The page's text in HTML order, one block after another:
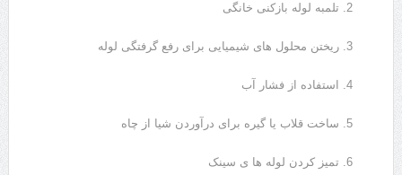
تلمبه لوله بازکنی خانگی
ریختن محلول های شیمیایی برای رفع گرفتگی لوله
استفاده از فشار آب
ساخت قلاب یا گیره برای درآوردن شیا از چاه
تمیز کردن لوله ها ی سینک